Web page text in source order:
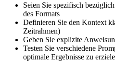
Seien Sie spezifisch
des Formats
Definieren Sie den Kontext
Zeitrahmen)
Geben Sie explizite
Testen Sie verschiedene
optimale Ergebnisse zu